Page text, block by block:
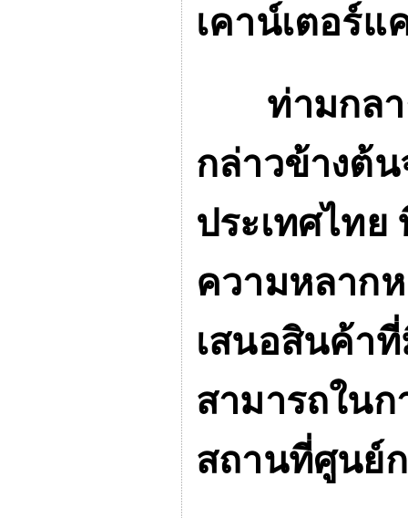
เคาน์เตอร์แ
ท่ามกลาง
กล่าวข้างต้
ประเทศไท
ความหลาก
เสนอสินค้า
สามารถใน
สถานที่ศูนย์ก